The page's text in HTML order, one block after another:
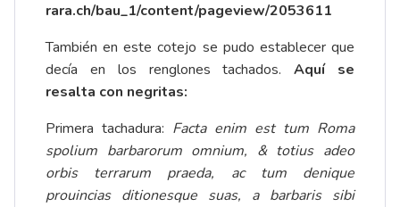
rara.ch/bau_1/content/pageview/2053611
También en este cotejo se pudo establecer que
decía en los renglones tachados.Aquí se
resalta con negritas:
Primera tachadura: Facta enim est tum Roma
spolium barbarorum omnium, & totius adeo
orbis terrarum praeda, ac tum denique
prouincias ditionesque suas, a barbaris sibi